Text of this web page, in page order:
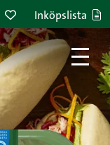
Inköpslista